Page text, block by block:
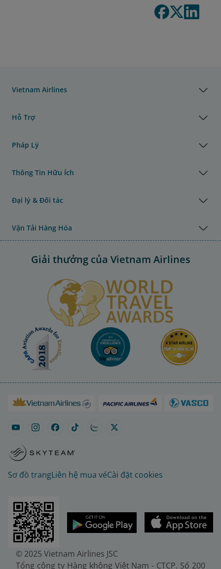
Vietnam Airlines
Hỗ Trợ
Pháp Lý
Thông Tin Hữu Ích
Đại lý & Đối tác
Vận Tải Hàng Hóa
Giải thưởng của Vietnam Airlines
Sơ đồ trangLiên hệ mua véCài đặt cookies
© 2025 Vietnam Airlines JSC
Tổng công ty Hàng không Việt Nam - CTCP. Số 200